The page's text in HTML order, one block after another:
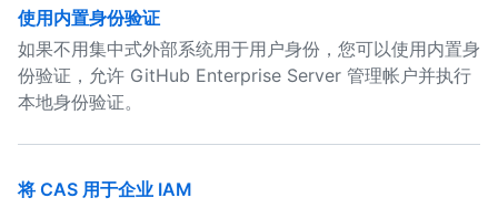
使用内置身份验证
如果不用集中式外部系统用于用户身份，您可以使用内置身
份验证，允许 GitHub Enterprise Server 管理帐户并执行
本地身份验证。
将 CAS 用于企业 IAM